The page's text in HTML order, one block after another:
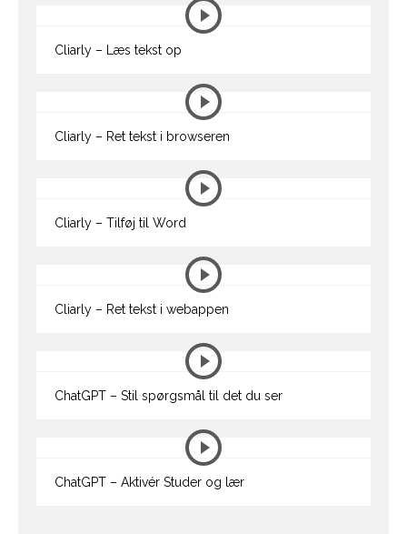
Cliarly – Læs tekst op
Cliarly – Ret tekst i browseren
Cliarly – Tilføj til Word
Cliarly – Ret tekst i webappen
ChatGPT – Stil spørgsmål til det du ser
ChatGPT – Aktivér Studer og lær